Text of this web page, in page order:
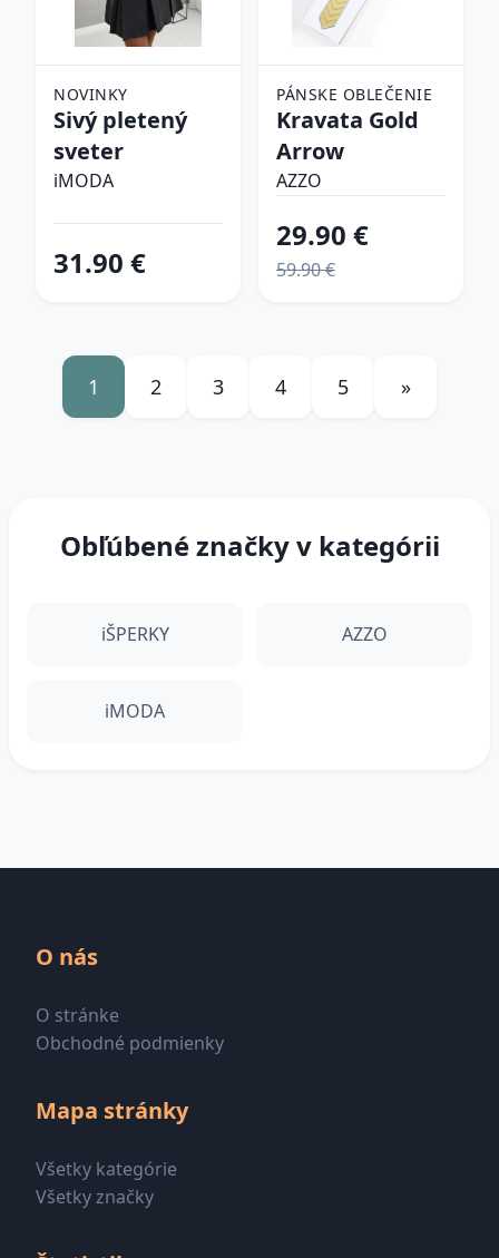
NOVINKY
Sivý pletený
sveter
iMODA
31.90 €
PÁNSKE OBLEČENIE
Kravata Gold
Arrow
AZZO
29.90 €
59.90 €
1 2 3 4 5 »
Obľúbené značky v kategórii
iŠPERKY AZZO
iMODA
O nás
O stránke
Obchodné podmienky
Mapa stránky
Všetky kategórie
Všetky značky